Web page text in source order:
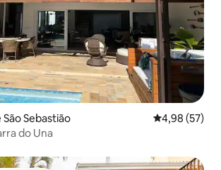
Sebastião Priemerné
4,98 (57)
do Una